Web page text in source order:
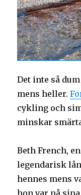
Det inte så
mens heller.
cykling och
minskar
Beth French,
legendarisk
hennes mens
hon var på